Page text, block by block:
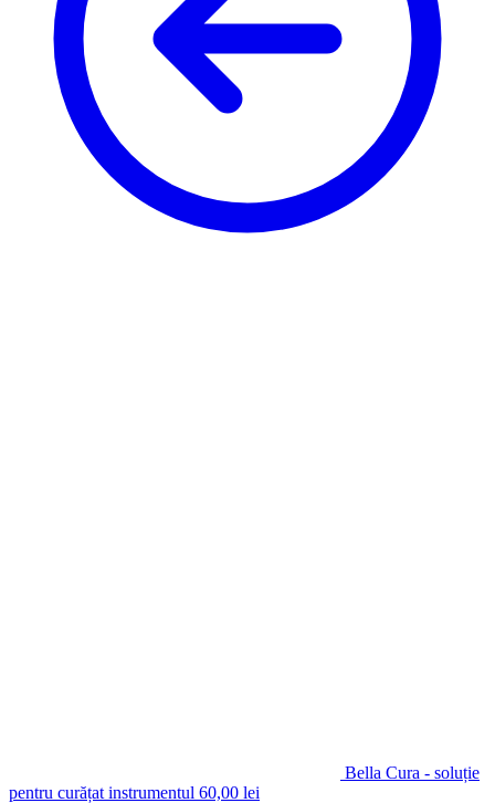
Bella Cura - soluție
pentru curățat instrumentul 60,00 lei